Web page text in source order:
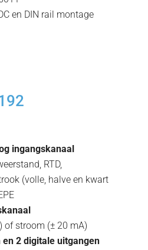
en DIN rail montage
ingangskanaal
RTD,
(volle, halve en kwart
of stroom (± 20 mA)
2 digitale uitgangen